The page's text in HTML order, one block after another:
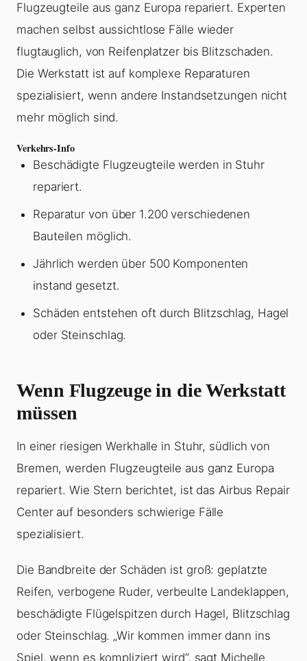
Flugzeugteile aus ganz Europa repariert. Experten
machen selbst aussichtlose Fälle wieder
flugtauglich, von Reifenplatzer bis Blitzschaden.
Die Werkstatt ist auf komplexe Reparaturen
spezialisiert, wenn andere Instandsetzungen nicht
mehr möglich sind.
Verkehrs-Info
Beschädigte Flugzeugteile werden in Stuhr
repariert.
Reparatur von über 1.200 verschiedenen
Bauteilen möglich.
Jährlich werden über 500 Komponenten
instand gesetzt.
Schäden entstehen oft durch Blitzschlag, Hagel
oder Steinschlag.
Wenn Flugzeuge in die Werkstatt
müssen
In einer riesigen Werkhalle in Stuhr, südlich von
Bremen, werden Flugzeugteile aus ganz Europa
repariert. Wie Stern berichtet, ist das Airbus Repair
Center auf besonders schwierige Fälle
spezialisiert.
Die Bandbreite der Schäden ist groß: geplatzte
Reifen, verbogene Ruder, verbeulte Landeklappen,
beschädigte Flügelspitzen durch Hagel, Blitzschlag
oder Steinschlag. „Wir kommen immer dann ins
Spiel, wenn es kompliziert wird“, sagt Michelle